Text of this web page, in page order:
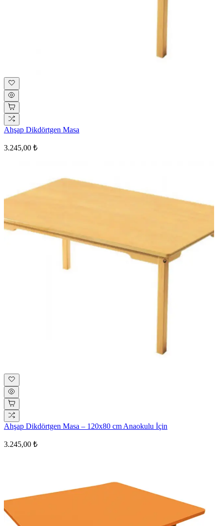
Ahşap Dikdörtgen Masa
3.245,00 ₺
Ahşap Dikdörtgen Masa – 120x80 cm Anaokulu İçin
3.245,00 ₺